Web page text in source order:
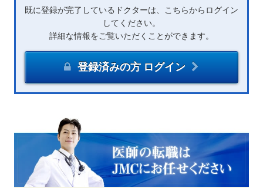
既に登録が完了しているドクターは、こちらからログイン
してください。
詳細な情報をご覧いただくことができます。
登録済みの方 ログイン